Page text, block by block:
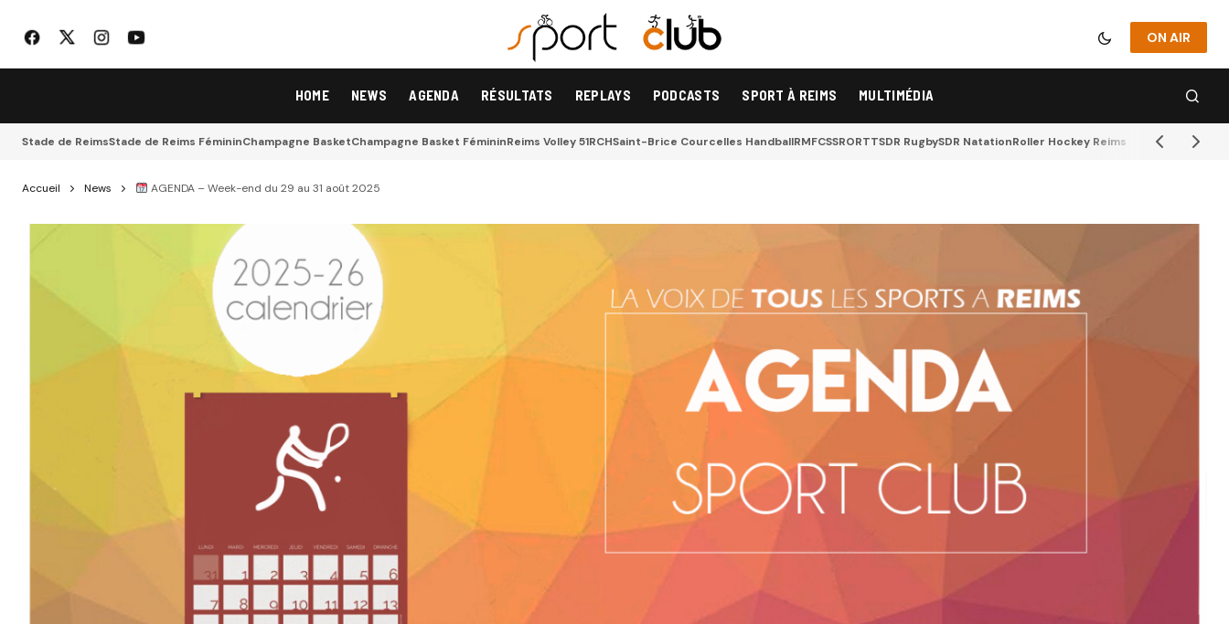
ON AIR
HOME NEWS AGENDA RÉSULTATS REPLAYS PODCASTS SPORT À REIMS MULTIMÉDIA
Stade de ReimsStade de Reims FémininChampagne BasketChampagne Basket FémininReims Volley 51RCHSaint-Brice Courcelles HandballRMFCSSRORTTSDR RugbySDR NatationRoller Hockey Reims
Accueil News AGENDA – Week-end du 29 au 31 août 2025